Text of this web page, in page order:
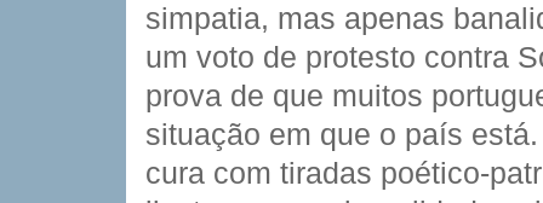
simpatia, mas apenas
um voto de protesto contra
prova de que muitos
situação em que o país
cura com tiradas poético-